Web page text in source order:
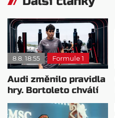
8.8. 18:55 Formule 1
Audi změnilo pravidla
hry. Bortoleto chválí
nový tým i jeho
mentalitu